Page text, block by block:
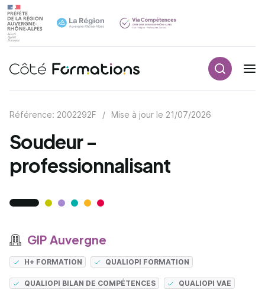
Navigation principale
Référence: 2002292F / Mise à jour le 21/07/2026
Soudeur -
professionnalisant
GIP Auvergne
H+ FORMATION QUALIOPI FORMATION
QUALIOPI BILAN DE COMPÉTENCES QUALIOPI VAE